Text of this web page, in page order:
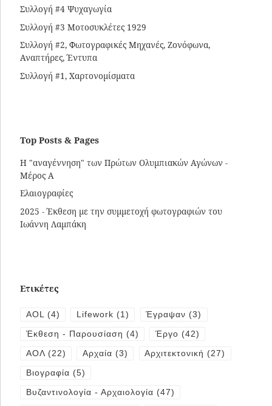
Συλλογή #4 Ψυχαγωγία
Συλλογή #3 Μοτοσυκλέτες 1929
Συλλογή #2, Φωτογραφικές Μηχανές, Ζονόφωνα,
Αναπτήρες, Έντυπα
Συλλογή #1, Χαρτονομίσματα
Top Posts & Pages
Η "αναγέννηση" των Πρώτων Ολυμπιακών Αγώνων -
Μέρος Α
Ελαιογραφίες
2025 - Έκθεση με την συμμετοχή φωτογραφιών του
Ιωάννη Λαμπάκη
Ετικέτες
AOL (4) Lifework (1) Έγραψαν (3)
Έκθεση - Παρουσίαση (4) Έργο (42)
ΑΟΛ(22) Αρχαία (3) Αρχιτεκτονική (27)
Βιογραφία (5)
Βυζαντινολογία - Αρχαιολογία (47)